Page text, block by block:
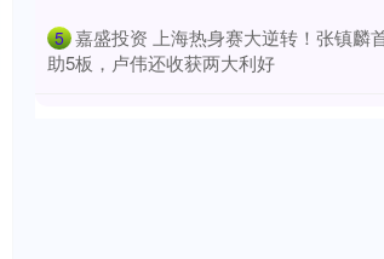
5 嘉盛投资 上海热身赛大逆转！张镇麟
助5板，卢伟还收获两大利好